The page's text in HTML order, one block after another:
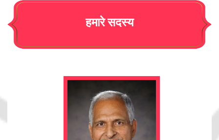
हमारे सदस्य